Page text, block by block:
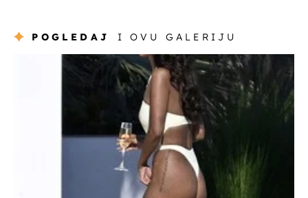
POGLEDAJ I OVU GALERIJU